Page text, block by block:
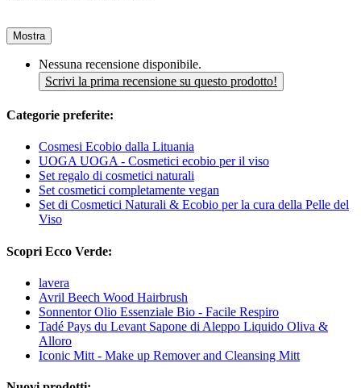
Mostra
Nessuna recensione disponibile.
Scrivi la prima recensione su questo prodotto!
Categorie preferite:
Cosmesi Ecobio dalla Lituania
UOGA UOGA - Cosmetici ecobio per il viso
Set regalo di cosmetici naturali
Set cosmetici completamente vegan
Set di Cosmetici Naturali & Ecobio per la cura della Pelle del
Viso
Scopri Ecco Verde:
lavera
Avril Beech Wood Hairbrush
Sonnentor Olio Essenziale Bio - Facile Respiro
Tadé Pays du Levant Sapone di Aleppo Liquido Oliva &
Alloro
Iconic Mitt - Make up Remover and Cleansing Mitt